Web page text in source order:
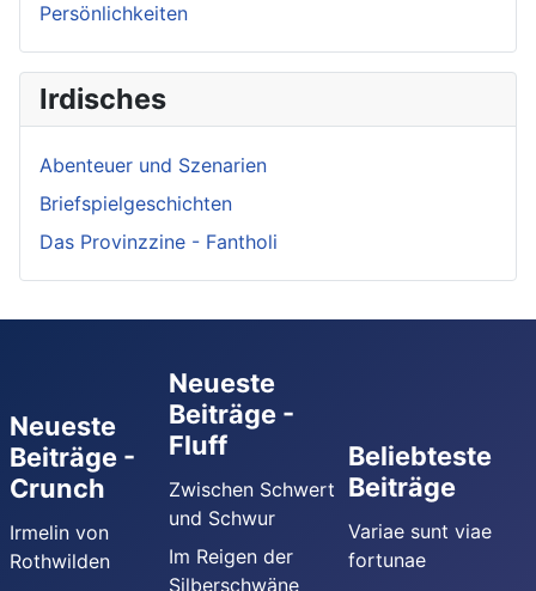
Persönlichkeiten
Irdisches
Abenteuer und Szenarien
Briefspielgeschichten
Das Provinzzine - Fantholi
Neueste
Beiträge -
Crunch
Irmelin von
Rothwilden
Neueste
Beiträge -
Fluff
Zwischen Schwert
und Schwur
Im Reigen der
Silberschwäne
Beliebteste
Beiträge
Variae sunt viae
fortunae